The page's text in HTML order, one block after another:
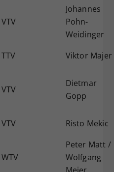
VTV
Johannes
Pohn-
Weidinger
TTV
Viktor Majer
VTV
Dietmar
Gopp
VTV Risto Mekic
WTV
Peter Matt /
Wolfgang